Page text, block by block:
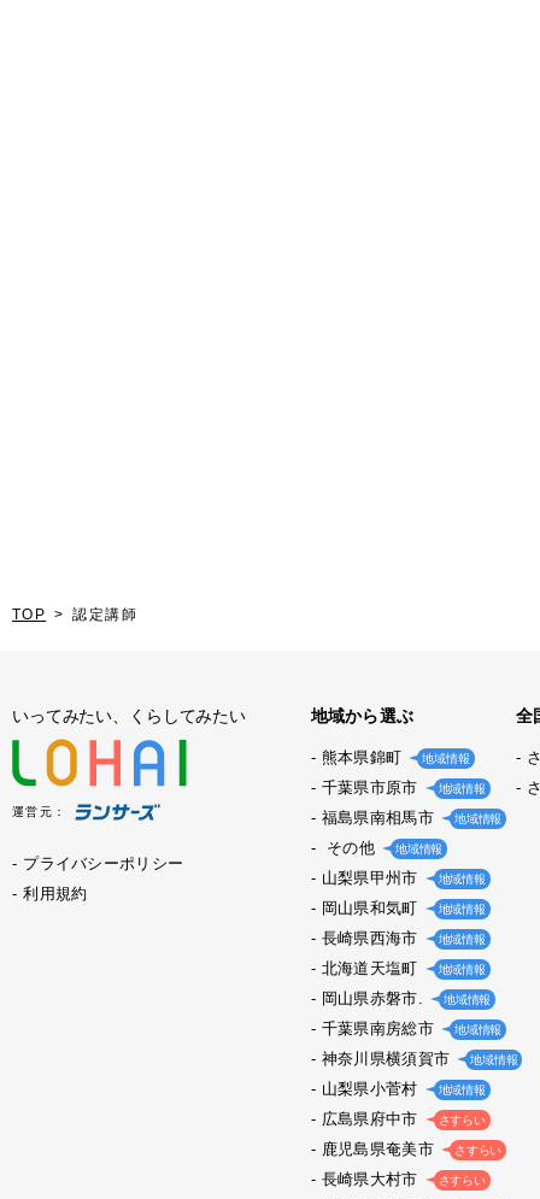
TOP 認定講師
いってみたい、くらしてみたい
運営元：
プライバシーポリシー
利用規約
地域から選ぶ
熊本県錦町 地域情報
千葉県市原市 地域情報
福島県南相馬市 地域情報
その他 地域情報
山梨県甲州市 地域情報
岡山県和気町 地域情報
長崎県西海市 地域情報
北海道天塩町 地域情報
岡山県赤磐市. 地域情報
千葉県南房総市 地域情報
神奈川県横須賀市 地域情報
山梨県小菅村 地域情報
広島県府中市 さすらい
鹿児島県奄美市 さすらい
長崎県大村市 さすらい
全